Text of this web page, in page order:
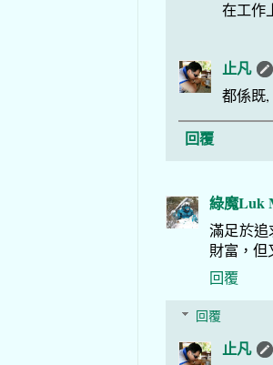
在工作
止凡
都係既
回覆
綠魔Luk
滿足於
財富，但
回覆
回覆
止凡